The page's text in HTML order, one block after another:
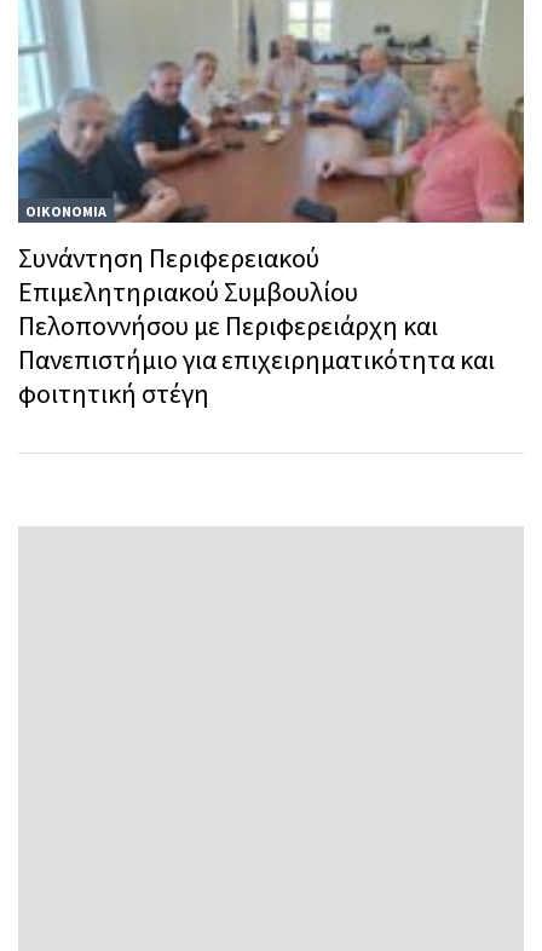
ΟΙΚΟΝΟΜΙΑ
Συνάντηση Περιφερειακού
Επιμελητηριακού Συμβουλίου
Πελοποννήσου με Περιφερειάρχη και
Πανεπιστήμιο για επιχειρηματικότητα και
φοιτητική στέγη